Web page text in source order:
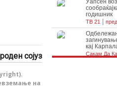
сојуз
на